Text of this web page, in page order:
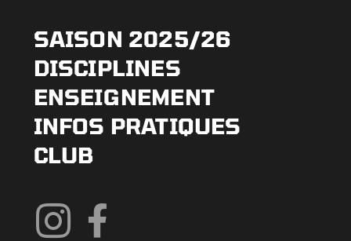
SAISON 2025/26
DISCIPLINES
ENSEIGNEMENT
INFOS PRATIQUES
CLUB